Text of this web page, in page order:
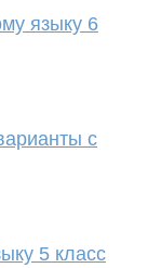
языку 6
с
5 класс